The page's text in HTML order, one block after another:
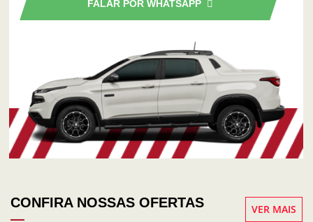
FALAR POR WHATSAPP
CONFIRA NOSSAS OFERTAS VER MAIS